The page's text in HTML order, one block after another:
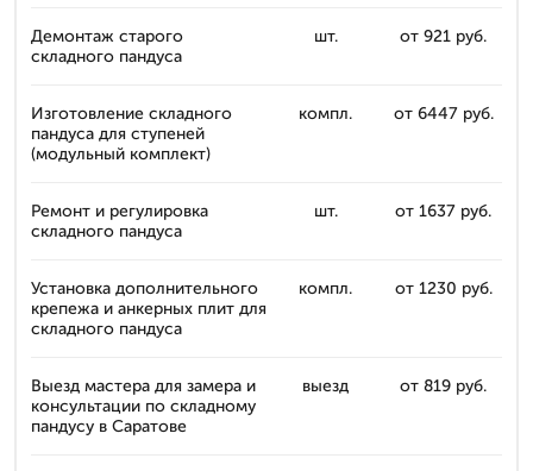
Демонтаж старого
складного пандуса
шт. от 921 руб.
Изготовление складного
пандуса для ступеней
(модульный комплект)
компл. от 6447 руб.
Ремонт и регулировка
складного пандуса
шт. от 1637 руб.
Установка дополнительного
крепежа и анкерных плит для
складного пандуса
компл. от 1230 руб.
Выезд мастера для замера и
консультации по складному
пандусу в Саратове
выезд от 819 руб.